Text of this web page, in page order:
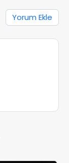
Yorum Ekle